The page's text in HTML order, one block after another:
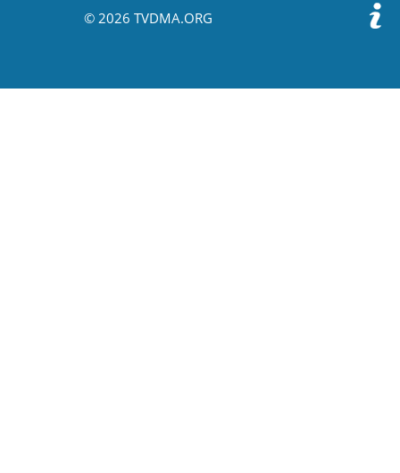
© 2026 TVDMA.ORG